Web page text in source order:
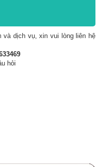
dịch vụ, xin vui lòng liên hệ
hỏi